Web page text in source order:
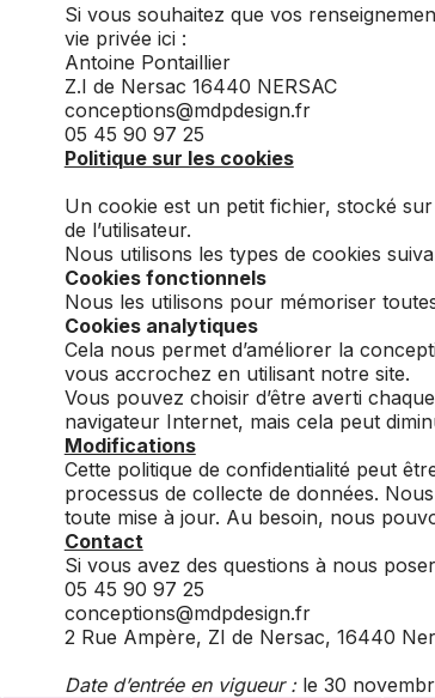
Si vous souhaitez que vos
vie privée ici :
Antoine Pontaillier
Z.I de Nersac 16440 NERSAC
conceptions@mdpdesign.fr
05 45 90 97 25
Politique sur les cookies
Un cookie est un petit fichier, stocké
de l’utilisateur.
Nous utilisons les types de cookies
Cookies fonctionnels
Nous les utilisons pour mémoriser
Cookies analytiques
Cela nous permet d’améliorer la
vous accrochez en utilisant notre site.
Vous pouvez choisir d’être averti
navigateur Internet, mais cela peut
Modifications
Cette politique de confidentialité peut
processus de collecte de données.
toute mise à jour. Au besoin, nous
Contact
Si vous avez des questions à nous
05 45 90 97 25
conceptions@mdpdesign.fr
2 Rue Ampère, ZI de Nersac, 16440
Date d’entrée en vigueur : le 30